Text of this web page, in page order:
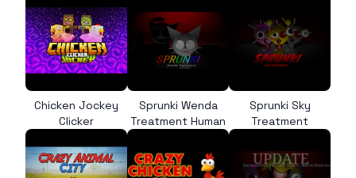
Chicken Jockey
Clicker
Sprunki Wenda
Treatment Human
Sprunki Sky
Treatment